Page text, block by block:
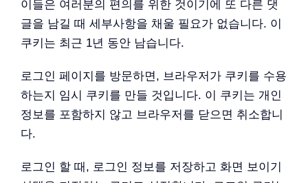
이들은 여러분의 편의를 위한 것이기에 또 다른 댓
글을 남길 때 세부사항을 채울 필요가 없습니다. 이
쿠키는 최근 1년 동안 남습니다.
로그인 페이지를 방문하면, 브라우저가 쿠키를 수용
하는지 임시 쿠키를 만들 것입니다. 이 쿠키는 개인
정보를 포함하지 않고 브라우저를 닫으면 취소합니
다.
로그인 할 때, 로그인 정보를 저장하고 화면 보이기